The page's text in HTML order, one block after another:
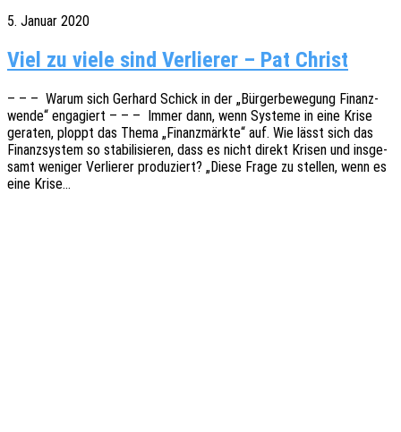
5. Januar 2020
Viel zu viele sind Verlierer – Pat Christ
– – – Warum sich Gerhard Schick in der „Bürger­be­we­gung Finanz­
wen­de“ enga­giert – – – Immer dann, wenn Syste­me in eine Krise
gera­ten, ploppt das Thema „Finanz­märk­te“ auf. Wie lässt sich das
Finanz­sys­tem so stabi­li­sie­ren, dass es nicht direkt Krisen und insge­
samt weni­ger Verlie­rer produ­ziert? „Diese Frage zu stel­len, wenn es
eine Krise…